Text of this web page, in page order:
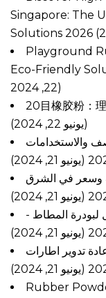
Singapore: The
Solutions 2026
Playground
Eco-Friendly
22, 2024)
20目橡胶粉：
(يونيو 22, 2024)
والاستخدامات
(يونيو 21, 2024)
وسعر في الشرق
(يونيو 21, 2024)
لبودرة المطاط -
(يونيو 21, 2024)
تدوير اطارات
(يونيو 21, 2024)
Rubber